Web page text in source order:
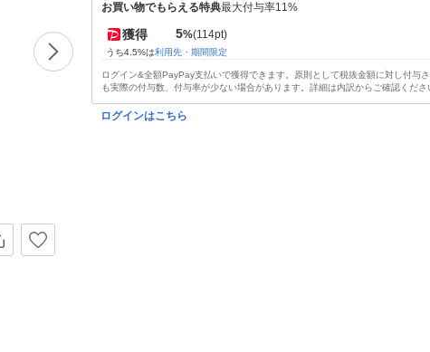
お買い物でもらえる特典最大付与率11%
獲得 5%(114pt)
うち4.5%は利用先・期間限定
ログイン&全額PayPay支払いで獲得できます。原則として税抜金額に対し付与
も実際の付与数、付与率が少ない場合があります。詳細は内訳からご確認くださ
ログインはこちら